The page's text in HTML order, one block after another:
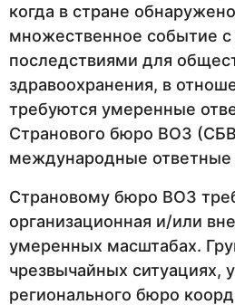
когда в стране
множественное событие
последствиями для
здравоохранения, в
требуются умеренные
Странового бюро ВОЗ
международные ответные
Страновому бюро ВОЗ
организационная и/или
умеренных масштабах.
чрезвычайных ситуациях,
регионального бюро